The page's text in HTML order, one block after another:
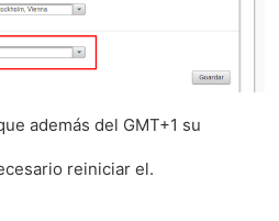
además del GMT+1 su
reiniciar el.